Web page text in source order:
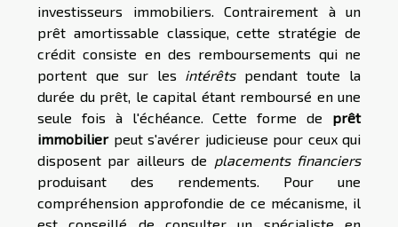
investisseurs immobiliers. Contrairement à un
prêt amortissable classique, cette stratégie de
crédit consiste en des remboursements qui ne
portent que sur les intérêtspendant toute la
durée du prêt, le capital étant remboursé en une
seule fois à l'échéance. Cette forme de prêt
immobilierpeut s'avérer judicieuse pour ceux qui
disposent par ailleurs de placements financiers
produisant des rendements. Pour une
compréhension approfondie de ce mécanisme, il